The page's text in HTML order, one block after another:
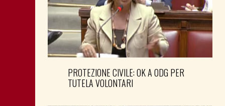
PROTEZIONE CIVILE: OK A ODG PER
TUTELA VOLONTARI